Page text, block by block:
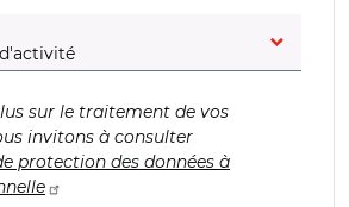
sur le traitement de vos
invitons à consulter
protection des données à